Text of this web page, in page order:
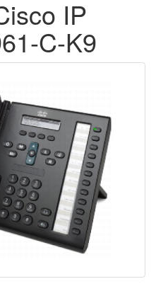
IP
C-K9